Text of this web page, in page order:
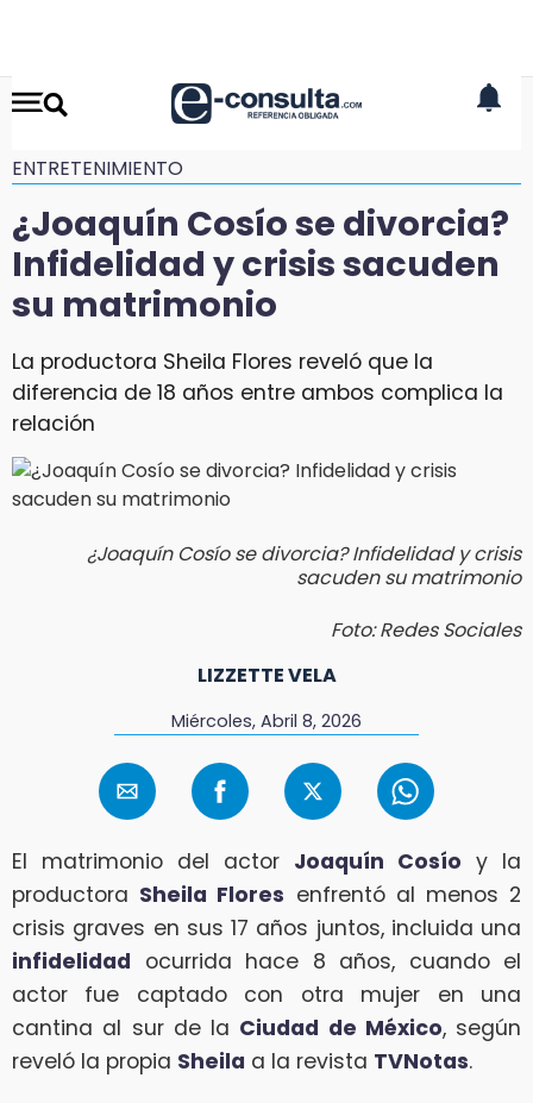
ENTRETENIMIENTO
¿Joaquín Cosío se divorcia?
Infidelidad y crisis sacuden
su matrimonio
La productora Sheila Flores reveló que la
diferencia de 18 años entre ambos complica la
relación
¿Joaquín Cosío se divorcia? Infidelidad y crisis
sacuden su matrimonio
Foto: Redes Sociales
LIZZETTE VELA
Miércoles, Abril 8, 2026
El matrimonio del actor Joaquín Cosío y la
productora Sheila Flores enfrentó al menos 2
crisis graves en sus 17 años juntos, incluida una
infidelidad ocurrida hace 8 años, cuando el
actor fue captado con otra mujer en una
cantina al sur de la Ciudad de México, según
reveló la propia Sheila a la revista TVNotas.